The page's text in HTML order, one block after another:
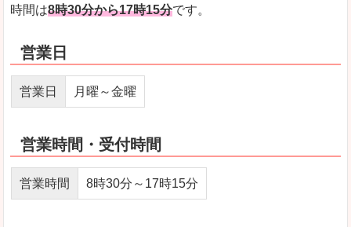
時間は8時30分から17時15分です。
営業日
営業日 月曜～金曜
営業時間・受付時間
営業時間 8時30分～17時15分